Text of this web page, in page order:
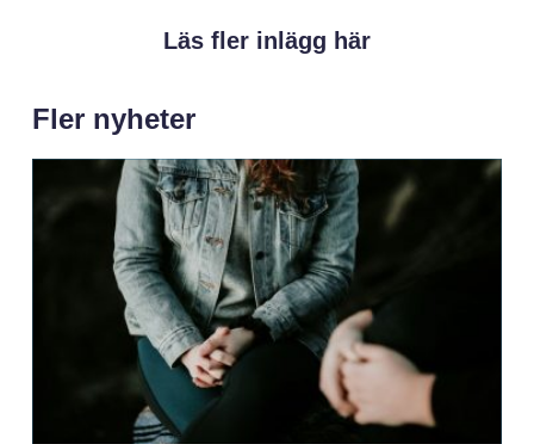
Läs fler inlägg här
Fler nyheter